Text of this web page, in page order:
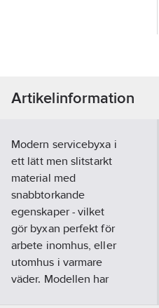
Artikelinformation
Modern servicebyxa i
ett lätt men slitstarkt
material med
snabbtorkande
egenskaper - vilket
gör byxan perfekt för
arbete inomhus, eller
utomhus i varmare
väder. Modellen har